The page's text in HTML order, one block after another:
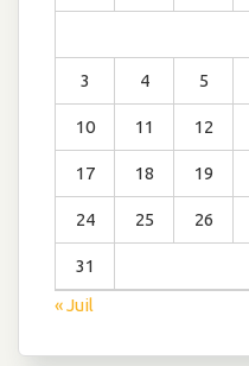
3 4 5
10 11 12
17 18 19
24 25 26
31
« Juil